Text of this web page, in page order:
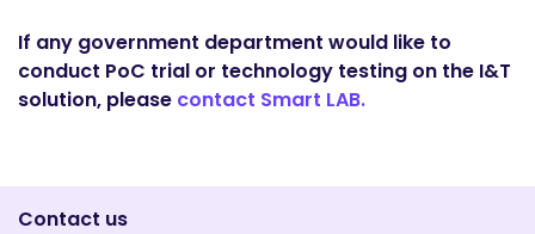
If any government department would like to
conduct PoC trial or technology testing on the I&T
solution, please contact Smart LAB.
Contact us